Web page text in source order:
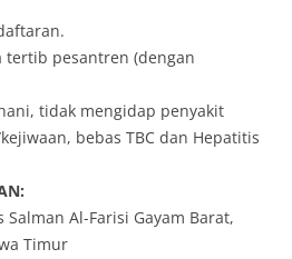
tertib pesantren (dengan
tidak mengidap penyakit
bebas TBC dan Hepatitis
Salman Al-Farisi Gayam Barat,
Timur